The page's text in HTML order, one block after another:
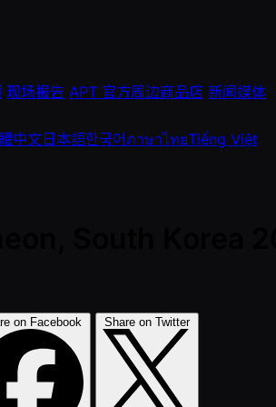
现场报告 APT 官方周边商品店 新闻媒体
中文日本語한국어ภาษาไทยTiếng Việt
on Facebook Share on Twitter